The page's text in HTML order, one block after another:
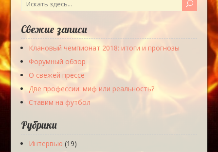
Свежие записи
Клановый чемпионат 2018: итоги и прогнозы
Форумный обзор
О свежей прессе
Две профессии: миф или реальность?
Ставим на футбол
Рубрики
Интервью (19)